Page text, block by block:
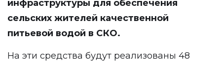
инфраструктуры для обеспечения
сельских жителей качественной
питьевой водой в СКО.
На эти средства будут реализованы 48